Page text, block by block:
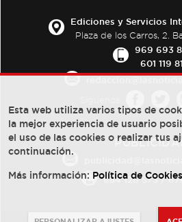
Ediciones y Servicios
Plaza de los Carros, 2.
969 693
601 119
684 126 573/
Esta web utiliza varios tipos de
la mejor experiencia de usuario
el uso de las cookies o realizar tus
continuación.
Más información: Política de Cookies